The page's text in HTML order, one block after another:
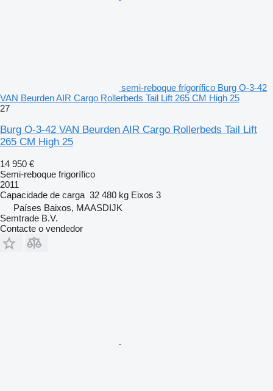
semi-reboque frigorífico Burg O-3-42
VAN Beurden AIR Cargo Rollerbeds Tail Lift 265 CM High 25
27
Burg O-3-42 VAN Beurden AIR Cargo Rollerbeds Tail Lift
265 CM High 25
14 950 €
Semi-reboque frigorífico
2011
Capacidade de carga 32 480 kg Eixos 3
Países Baixos, MAASDIJK
Semtrade B.V.
Contacte o vendedor